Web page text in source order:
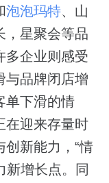
泡泡玛特、山
，星聚会等品
多企业则感受
与品牌闭店增
单下滑的情
在迎来存量时
新能力，“情
新增长点。同